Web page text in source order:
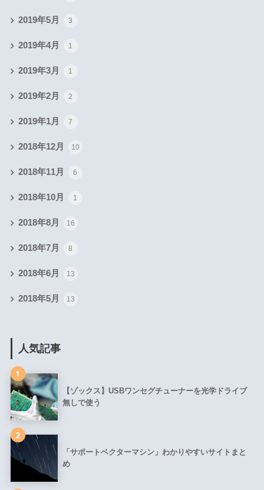
2019年5月 3
2019年4月 1
2019年3月 1
2019年2月 2
2019年1月 7
2018年12月 10
2018年11月 6
2018年10月 1
2018年8月 16
2018年7月 8
2018年6月 13
2018年5月 13
人気記事
1
【ゾックス】USBワンセグチューナーを光学ドライブ
無しで使う
2
「サポートベクターマシン」わかりやすいサイトまと
め